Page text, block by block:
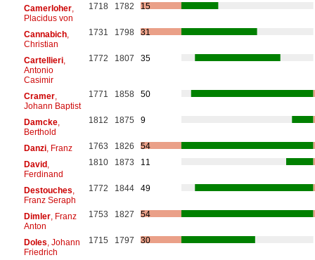
Camerloher,
Placidus von
1718 1782 15
Cannabich,
Christian
1731 1798 31
Cartellieri,
Antonio
Casimir
1772 1807 35
Cramer,
Johann Baptist
1771 1858 50
Damcke,
Berthold
1812 1875 9
Danzi, Franz 1763 1826
54
David,
Ferdinand
1810 1873 11
Destouches
Franz Seraph
1772 1844 49
Dimler, Franz
Anton
1753 1827 54
Doles , Johann
Friedrich
1715 1797 30